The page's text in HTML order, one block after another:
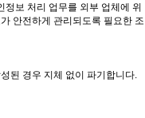
보 처리 업무를 외부 업체에 위
안전하게 관리되도록 필요한 조
된 경우 지체 없이 파기합니다.